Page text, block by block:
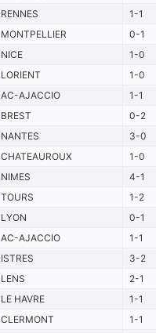
RENNES 1-1
MONTPELLIER 0-1
NICE 1-0
LORIENT 1-0
AC-AJACCIO 1-1
BREST 0-2
NANTES 3-0
CHATEAUROUX 1-0
NIMES 4-1
TOURS 1-2
LYON 0-1
AC-AJACCIO 1-1
ISTRES 3-2
LENS 2-1
LE HAVRE 1-1
CLERMONT 1-1